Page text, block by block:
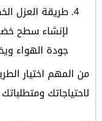
طريقة العزل
لإنشاء سطح
جودة الهواء
من المهم اختيار
لاحتياجاتك